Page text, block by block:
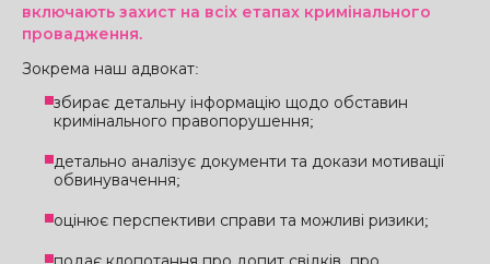
включають захист на всіх етапах кримінального
провадження.
Зокрема наш адвокат:
збирає детальну інформацію щодо обставин
кримінального правопорушення;
детально аналізує документи та докази мотивації
обвинувачення;
оцінює перспективи справи та можливі ризики;